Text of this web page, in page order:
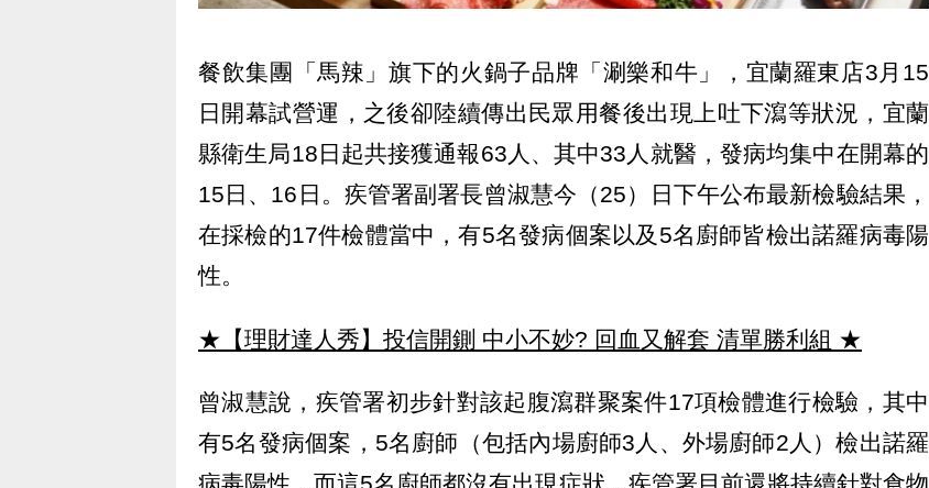
餐飲集團「馬辣」旗下的火鍋子品牌「涮樂和牛」，宜蘭羅東店3月15
日開幕試營運，之後卻陸續傳出民眾用餐後出現上吐下瀉等狀況，宜蘭
縣衛生局18日起共接獲通報63人、其中33人就醫，發病均集中在開幕的
15日、16日。疾管署副署長曾淑慧今（25）日下午公布最新檢驗結果，
在採檢的17件檢體當中，有5名發病個案以及5名廚師皆檢出諾羅病毒陽
性。
★【理財達人秀】投信開鍘 中小不妙? 回血又解套 清單勝利組 ★
曾淑慧說，疾管署初步針對該起腹瀉群聚案件17項檢體進行檢驗，其中
有5名發病個案，5名廚師（包括內場廚師3人、外場廚師2人）檢出諾羅